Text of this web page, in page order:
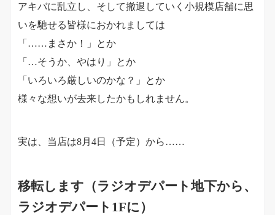
アキバに乱立し、そして撤退していく小規模店舗に思
いを馳せる皆様におかれましては
「……まさか！」とか
「…そうか、やはり」とか
「いろいろ厳しいのかな？」とか
様々な想いが去来したかもしれません。
実は、当店は8月4日（予定）から……
移転します（ラジオデパート地下から、
ラジオデパート1Fに）